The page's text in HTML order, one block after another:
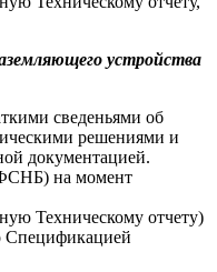
устройства
сведеньями об
решениями и
документацией.
на момент
Техническому отчету)
Спецификацией